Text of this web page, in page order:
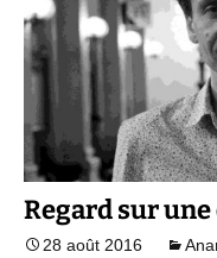
Regard sur
28 août 2016